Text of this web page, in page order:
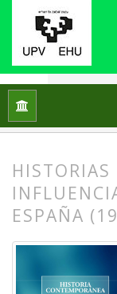
Inicio
HISTORIAS
ESPAÑA